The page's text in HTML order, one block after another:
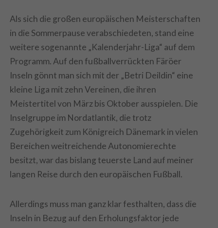
Als sich die großen europäischen Meisterschaften
in die Sommerpause verabschiedeten, stand eine
weitere sogenannte „Kalenderjahr-Liga“ auf dem
Programm. Auf den fußballverrückten Färöer
Inseln gönnt man sich mit der „Betri Deildin“ eine
kleine Liga mit zehn Vereinen, die ihren
Meistertitel von März bis Oktober ausspielen. Die
Inselgruppe im Nordatlantik, die trotz
Zugehörigkeit zum Königreich Dänemark in vielen
Bereichen weitreichende Autonomierechte
besitzt, war das bislang teuerste Land auf meiner
langen Reise durch den europäischen Fußball.
Allerdings muss man ganz klar festhalten, dass die
Inseln in Bezug auf den Erholungsfaktor jede